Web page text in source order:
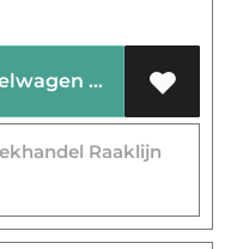
Voeg toe aan mijn Winkelwagen
Raaklijn